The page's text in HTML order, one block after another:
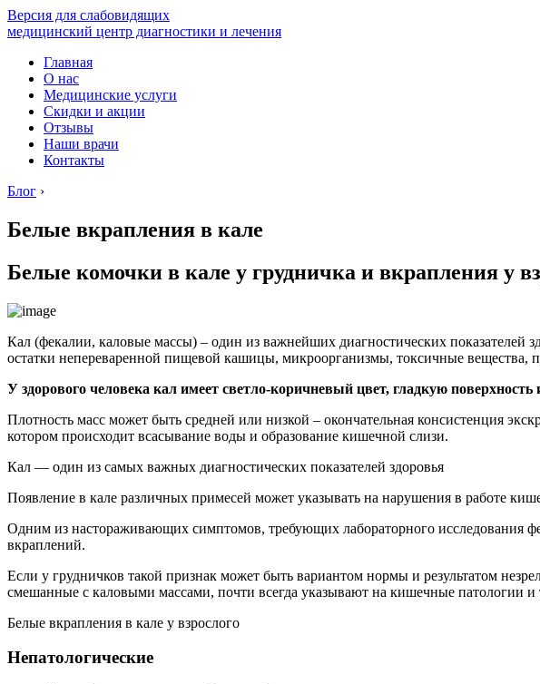
Версия для слабовидящих
медицинский центр диагностики и лечения
Главная
О нас
Медицинские услуги
Скидки и акции
Отзывы
Наши врачи
Контакты
Блог ›
Белые вкрапления в кале
Белые комочки в кале у грудничка и вкрапления у
Кал (фекалии, каловые массы) – один из важнейших диагностических
остатки непереваренной пищевой кашицы, микроорганизмы, токсичные вещества,
У здорового человека кал имеет светло-коричневый цвет, гладкую
Плотность масс может быть средней или низкой – окончательная консистенция
котором происходит всасывание воды и образование кишечной слизи.
Кал — один из самых важных диагностических показателей здоровья
Появление в кале различных примесей может указывать на нарушения в работе
Одним из настораживающих симптомов, требующих лабораторного исследования
вкраплений.
Если у грудничков такой признак может быть вариантом нормы и результатом
смешанные с каловыми массами, почти всегда указывают на кишечные патологии и
Белые вкрапления в кале у взрослого
Непатологические